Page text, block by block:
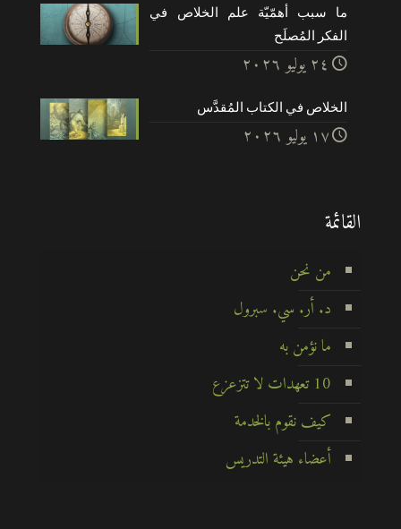
ما سبب أهمّيّة علم الخلاص في
الفكر المُصلَح
۲٤ يوليو ۲۰۲٦
الخلاص في الكتاب المُقدَّس
۱۷ يوليو ۲۰۲٦
القائمة
من نحن
د. أر. سي. سبرول
ما نؤمن به
10 تعهدات لا تتزعزع
كيف نقوم بالخدمة
أعضاء هيئة التدريس